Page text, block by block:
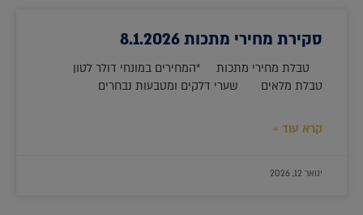
סקירת מחירי מתכות 8.1.2026
טבלת מחירי מתכות *המחירים במונחי דולר לטון
טבלת מלאים שערי דלקים ומטבעות נבחרים
קרא עוד »
ינואר 12, 2026